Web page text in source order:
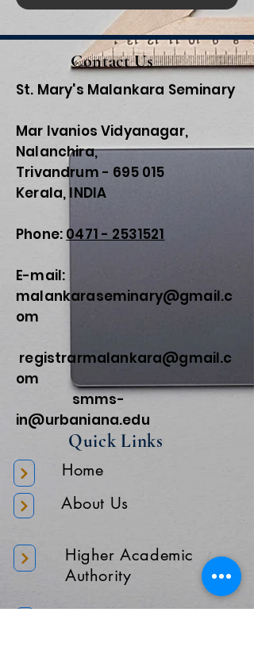
Contact Us
St. Mary's Malankara Seminary
Mar Ivanios Vidyanagar,
Nalanchira,
Trivandrum - 695 015
Kerala, INDIA
Phone: 0471 - 2531521
E-mail:
malankaraseminary@gmail.c
om
registrarmalankara@gmail.c
om
smms-
in@urbaniana.edu
Quick Links
Home
About Us
Higher Academic
Authority